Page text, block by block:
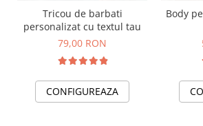
Tricou de barbati
personalizat cu textul tau
79,00 RON
CONFIGUREAZA
Body